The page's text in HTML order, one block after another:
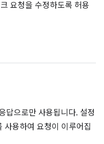
요청을 수정하도록 허용
으로만 사용됩니다. 설정
사용하여 요청이 이루어집